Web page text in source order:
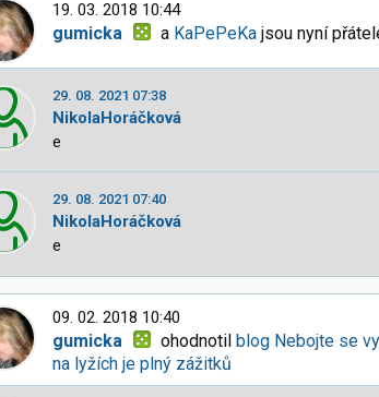
19. 03. 2018 10:44
gumicka a KaPePeKa jsou nyní
29. 08. 2021 07:38
NikolaHoráčková
e
29. 08. 2021 07:40
NikolaHoráčková
e
09. 02. 2018 10:40
gumicka ohodnotilblog Nebojte se
na lyžích je plný zážitků